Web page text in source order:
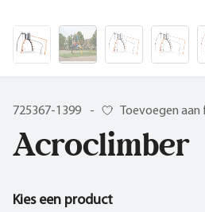
725367-1399 - Toevoegen
Acroclimber
Kies een product